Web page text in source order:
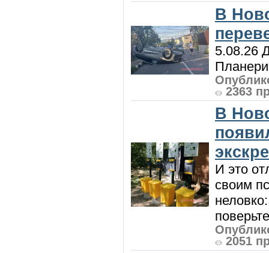
В
5.08.26
2363
В
И это
своим
2051